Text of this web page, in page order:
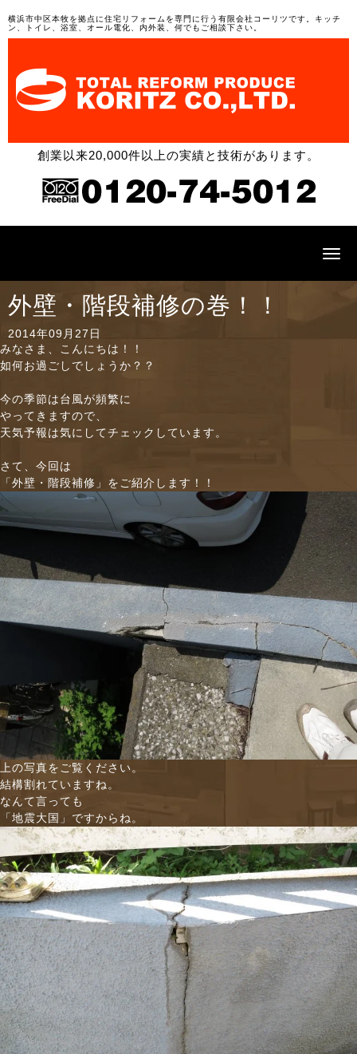
横浜市中区本牧を拠点に住宅リフォームを専門に行う有限会社コーリツです。キッチ
ン、トイレ、浴室、オール電化、内外装、何でもご相談下さい。
創業以来20,000件以上の実績と技術があります。
N
v
外壁・階段補修の巻！！
2014年09月27日
みなさま、こんにちは！！
如何お過ごしでしょうか？？
今の季節は台風が頻繁に
やってきますので、
天気予報は気にしてチェックしています。
さて、今回は
「外壁・階段補修」をご紹介します！！
上の写真をご覧ください。
結構割れていますね。
なんて言っても
「地震大国」ですからね。